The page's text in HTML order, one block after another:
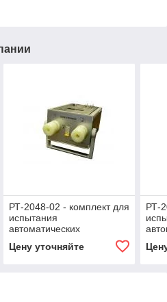
РТ-2048-02 - комплект для
испытания
автоматических
Цену уточняйте
РТ-